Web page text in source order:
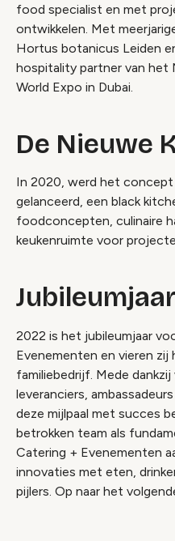
food specialist en met
ontwikkelen. Met
Hortus botanicus Leiden
hospitality partner van het
World Expo in Dubai.
De Nieuwe
In 2020, werd het concept
gelanceerd, een black
foodconcepten, culinaire
keukenruimte voor
Jubileumjaar
2022 is het jubileumjaar
Evenementen en vieren
familiebedrijf. Mede
leveranciers,
deze mijlpaal met succes
betrokken team als
Catering + Evenementen
innovaties met eten,
pijlers. Op naar het